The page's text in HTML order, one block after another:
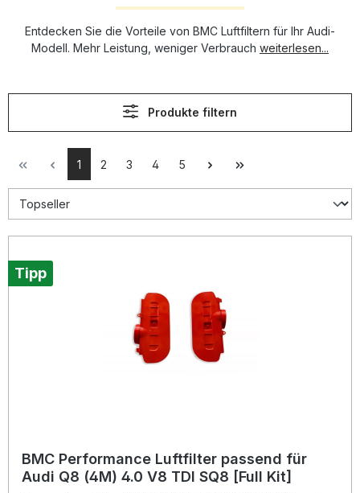
Entdecken Sie die Vorteile von BMC Luftfiltern für Ihr Audi-
Modell. Mehr Leistung, weniger Verbrauch weiterlesen...
Produkte filtern
1 2 3 4 5
Tipp
BMC Performance Luftfilter passend für
Audi Q8 (4M) 4.0 V8 TDI SQ8 [Full Kit]